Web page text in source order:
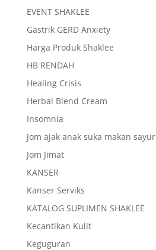
EVENT SHAKLEE
Gastrik GERD Anxiety
Harga Produk Shaklee
HB RENDAH
Healing Crisis
Herbal Blend Cream
Insomnia
Jom ajak anak suka makan sayur
Jom Jimat
KANSER
Kanser Serviks
KATALOG SUPLIMEN SHAKLEE
Kecantikan Kulit
Keguguran